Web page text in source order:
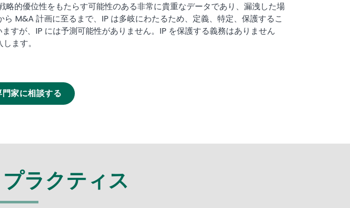
的優位性をもたらす可能性のある非常に貴重なデータであり、漏洩した場
M&A 計画に至るまで、IP は多岐にわたるため、定義、特定、保護するこ
すが、IP には予測可能性がありません。IP を保護する義務はありません
ます。
家に相談する
ラクティス